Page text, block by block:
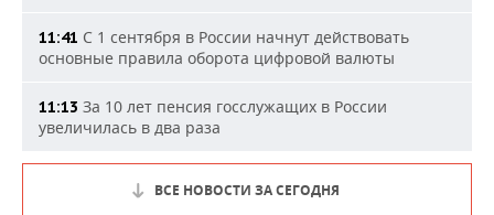
11:41 С 1 сентября в России начнут действовать
основные правила оборота цифровой валюты
11:13 За 10 лет пенсия госслужащих в России
увеличилась в два раза
ВСЕ НОВОСТИ ЗА СЕГОДНЯ